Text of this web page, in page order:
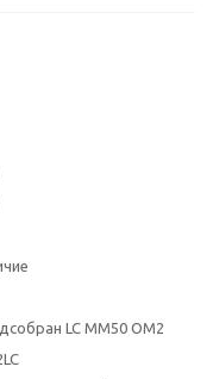
LC MM50 OM2